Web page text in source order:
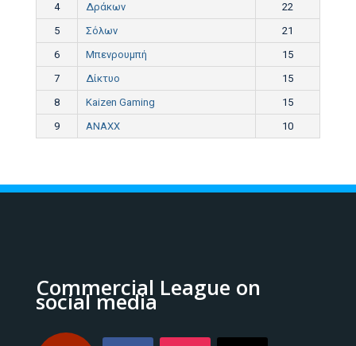
4
Δράκων
22
5
Σόλων
21
6
Μπενρουμπή
15
7
Δίκτυο
15
8
Kaizen Gaming
15
9
ANAXX 10
Commercial League on
social media